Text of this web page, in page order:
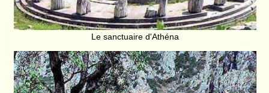
Le sanctuaire d'Athéna